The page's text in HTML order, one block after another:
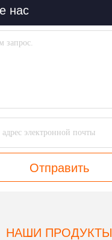
нас
Отправить
НАШИ ПРОДУКТЫ